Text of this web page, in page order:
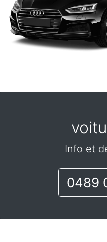
Info et
0489